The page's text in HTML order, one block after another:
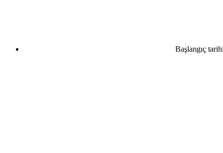
Başlangıç tarihi